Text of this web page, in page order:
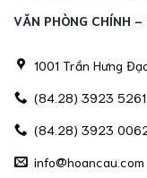
VĂN PHÒNG CHÍNH -
1001 Trần Hưng
(84.28) 3923 5261
(84.28) 3923
info@hoancau.com